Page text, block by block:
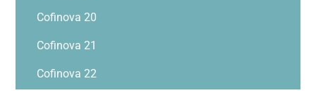
Cofinova 20
Cofinova 21
Cofinova 22